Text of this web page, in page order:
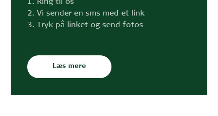
1. Ring til os
2. Vi sender en sms med et link
3. Tryk på linket og send fotos
Læs mere